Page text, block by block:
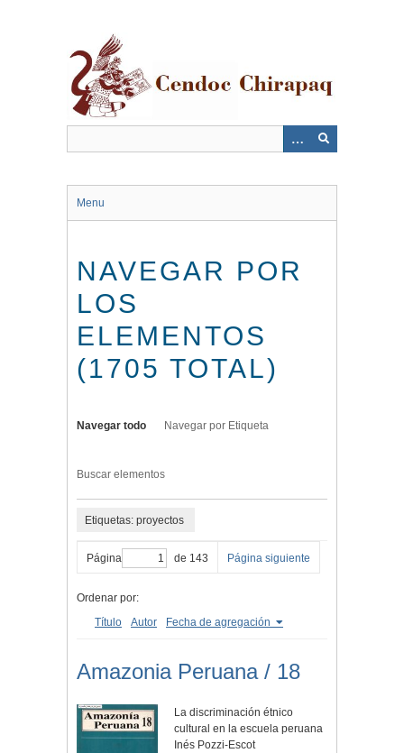
Menu
NAVEGAR POR
LOS
ELEMENTOS
(1705 TOTAL)
Navegar todo Navegar por Etiqueta
Buscar elementos
Etiquetas: proyectos
Página de 143 Página siguiente
Ordenar por:
Título
Autor Fecha de agregación
Amazonia Peruana / 18
La discriminación étnico
cultural en la escuela peruana
Inés Pozzi-Escot